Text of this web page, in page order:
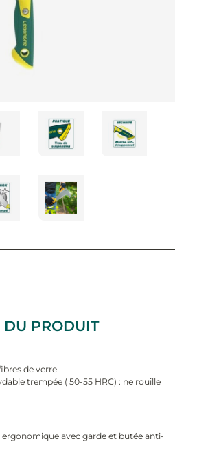
DU PRODUIT
de verre
trempée ( 50-55 HRC) : ne rouille
avec garde et butée anti-